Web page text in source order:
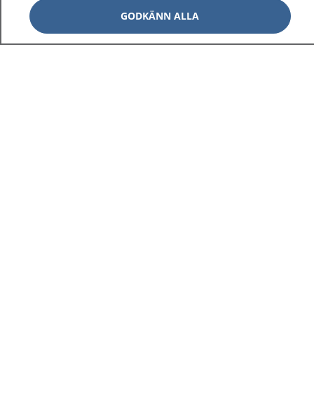
GODKÄNN ALLA